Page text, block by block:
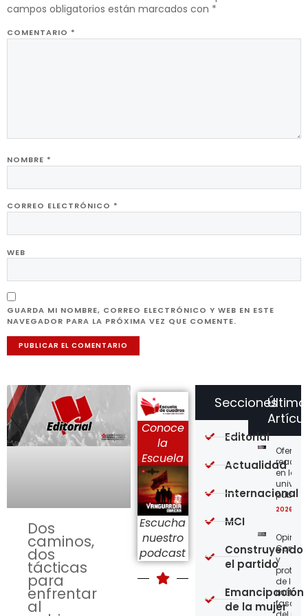
campos obligatorios están marcados con *
COMENTARIO *
NOMBRE *
CORREO ELECTRÓNICO *
WEB
GUARDA MI NOMBRE, CORREO ELECTRÓNICO Y WEB EN ESTE
NAVEGADOR PARA LA PRÓXIMA VEZ QUE COMENTE.
Dos
caminos,
dos
tácticas
para
enfrentar
al
Conoce
la
Escuela
Escucha
nuestro
podcast
en las
2026-
y
de los
Secciones
Editorial
Actualidad
Internacional
MCI
Construyendo
el partido
Emancipación
de la mujer